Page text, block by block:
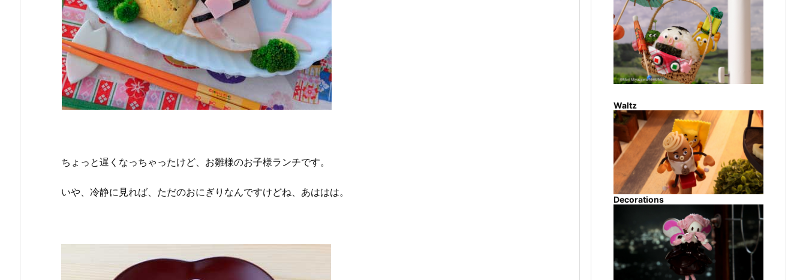
ちょっと遅くなっちゃったけど、お雛様のお子様ランチです。
いや、冷静に見れば、ただのおにぎりなんですけどね、あははは。
Waltz
Decorations